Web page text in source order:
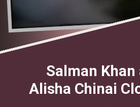
Salman Khan
Alisha Chinai